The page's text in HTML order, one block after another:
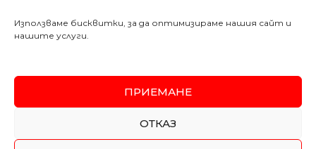
Използваме бисквитки, за да оптимизираме нашия сайт и
нашите услуги.
ПРИЕМАНЕ
ОТКАЗ
Последвайте ни в социалните мрежи:
Secured